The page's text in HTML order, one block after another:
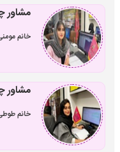
مشاور
خانم
مشاور
خانم